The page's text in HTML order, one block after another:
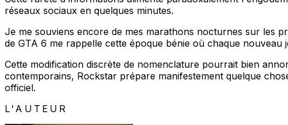
réseaux sociaux en quelques minutes.
Je me souviens encore de mes marathons nocturnes sur les
de GTA 6 me rappelle cette époque bénie où chaque
Cette modification discrète de nomenclature pourrait bien
contemporains, Rockstar prépare manifestement quelque
officiel.
L'AUTEUR